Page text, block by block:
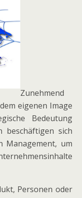
Zunehmend
eigenen Image
Bedeutung
beschäftigen sich
Management, um
Personen oder